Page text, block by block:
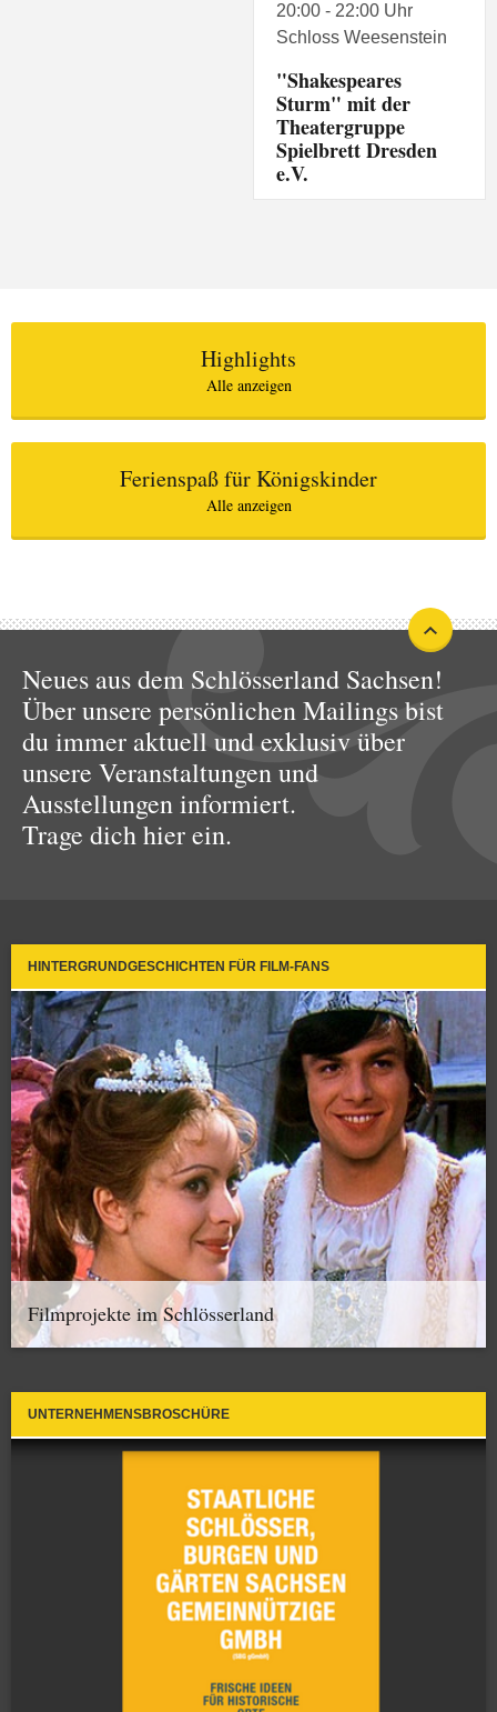
20:00 - 22:00 Uhr
Schloss Weesenstein
"Shakespeares
Sturm" mit der
Theatergruppe
Spielbrett Dresden
e.V.
Highlights
Alle anzeigen
Ferienspaß für Königskinder
Alle anzeigen
Neues aus dem Schlösserland Sachsen!
Über unsere persönlichen Mailings bist
du immer aktuell und exklusiv über
unsere Veranstaltungen und
Ausstellungen informiert.
Trage dich hier ein.
HINTERGRUNDGESCHICHTEN FÜR FILM-FANS
Filmprojekte im Schlösserland
UNTERNEHMENSBROSCHÜRE